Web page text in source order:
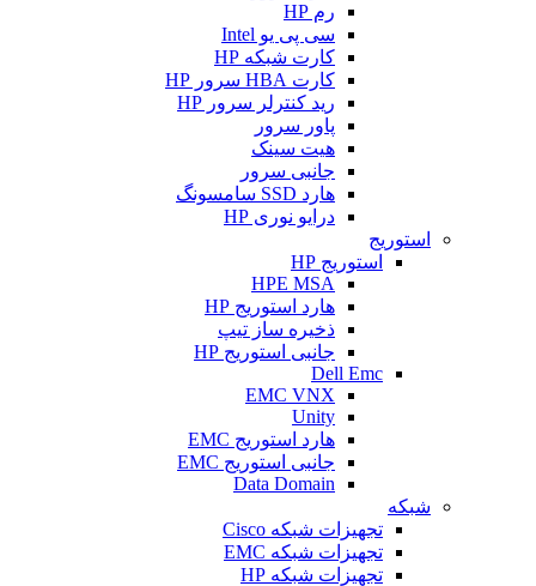
رم HP
سی پی یو Intel
کارت شبکه HP
کارت HBA سرور HP
رید کنترلر سرور HP
پاور سرور
هیت سینک
جانبی سرور
هارد SSD سامسونگ
درایو نوری HP
استوریج
استوریج HP
HPE MSA
هارد استوریج HP
ذخیره ساز تیپ
جانبی استوریج HP
Dell Emc
EMC VNX
Unity
هارد استوریج EMC
جانبی استوریج EMC
Data Domain
شبکه
تجهیزات شبکه Cisco
تجهیزات شبکه EMC
تجهیزات شبکه HP